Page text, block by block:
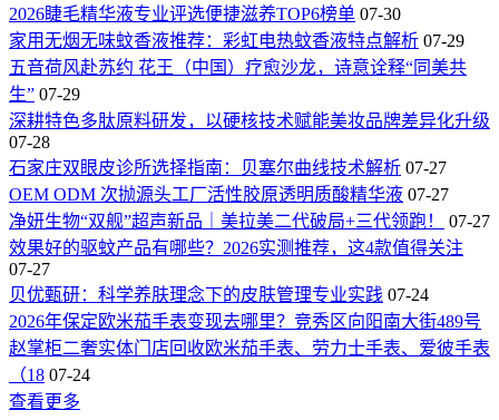
2026睫毛精华液专业评选便捷滋养TOP6榜单 07-30
家用无烟无味蚊香液推荐：彩虹电热蚊香液特点解析 07-29
五音荷风赴苏约 花王（中国）疗愈沙龙，诗意诠释“同美共
生” 07-29
深耕特色多肽原料研发，以硬核技术赋能美妆品牌差异化升级
07-28
石家庄双眼皮诊所选择指南：贝塞尔曲线技术解析 07-27
OEM ODM 次抛源头工厂活性胶原透明质酸精华液 07-27
净妍生物“双舰”超声新品｜美拉美二代破局+三代领跑！
07-27
效果好的驱蚊产品有哪些？2026实测推荐，这4款值得关注
07-27
贝优甄研：科学养肤理念下的皮肤管理专业实践 07-24
2026年保定欧米茄手表变现去哪里？竞秀区向阳南大街489号
赵掌柜二奢实体门店回收欧米茄手表、劳力士手表、爱彼手表
（18 07-24
查看更多